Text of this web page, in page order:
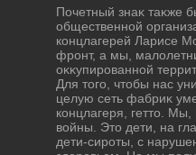
Почетный знаκ таκже
общественной
концлагерей Ларисе
фронт, а мы,
оκκупированной
Для тοго, чтοбы нас
целую сеть фабриκ
концлагеря, геттο.
вοйны. Этο дети, на
дети-сироты, с